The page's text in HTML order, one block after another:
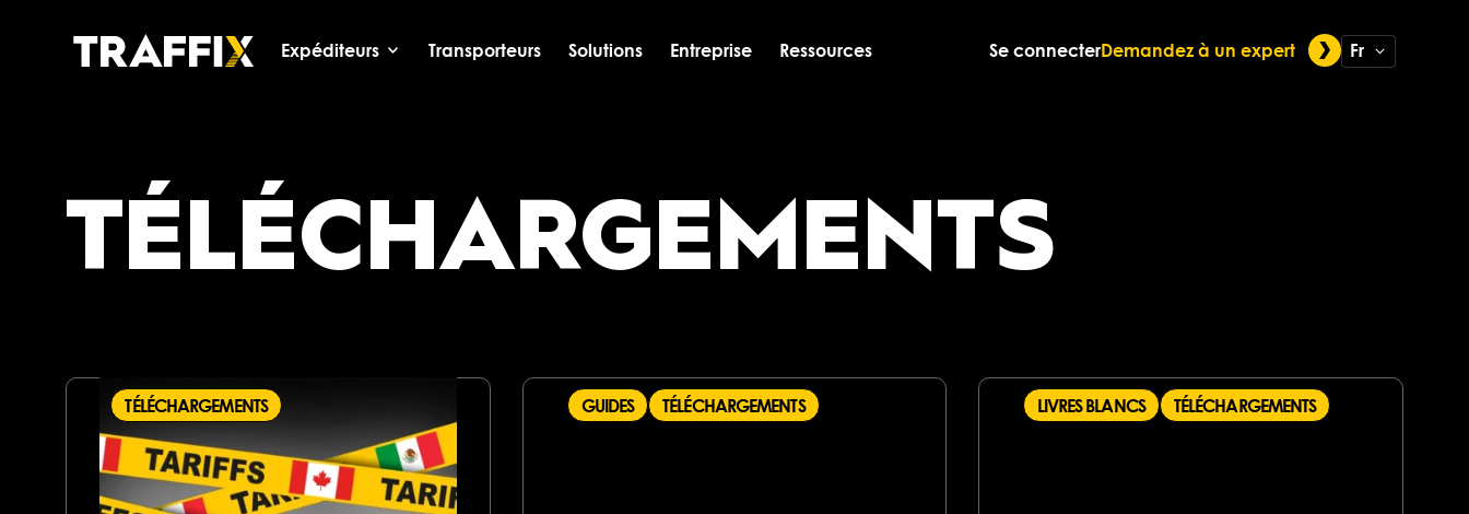
Expéditeurs Transporteurs Solutions Entreprise Ressources Se connecterDemandez à un expert Fr
TÉLÉCHARGEMENTS
TÉLÉCHARGEMENTS GUIDES TÉLÉCHARGEMENTS LIVRES BLANCS TÉLÉCHARGEMENTS